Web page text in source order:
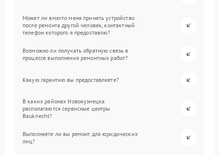
Может ли вместо меня принять устройство
после ремонта другой человек, контактный
телефон которого я предоставлю?
Возможно ли получать обратную связь в
процессе выполнения ремонтных работ?
Какую гарантию вы предоставляете?
В каких районах Новокузнецка
располагаются сервисные центры
Bauknecht?
Выполняете ли вы ремонт для юридических
лиц?